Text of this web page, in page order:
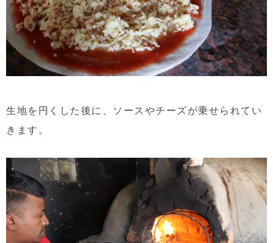
生地を円くした後に、ソースやチーズが乗せられてい
きます。